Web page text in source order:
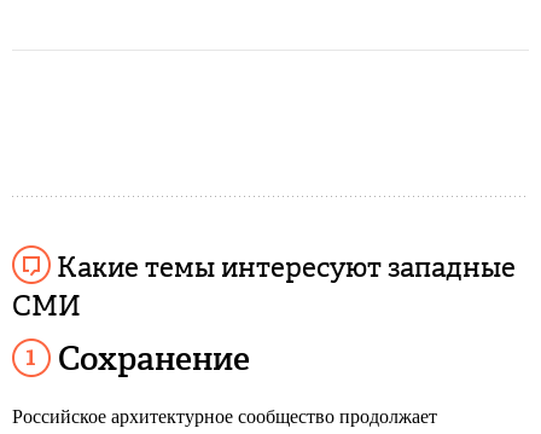
Какие темы интересуют западные
СМИ
Сохранение
Российское архитектурное сообщество продолжает